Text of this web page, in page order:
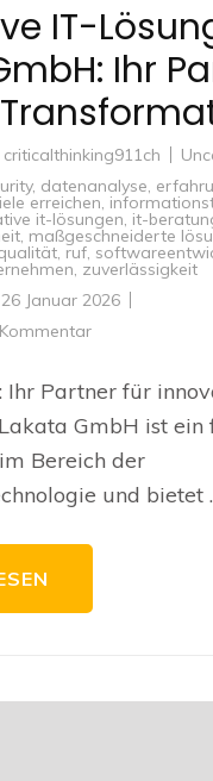
IT-
Ihr
criticalthinking911ch
, datenanalyse,
erreichen,
it-lösungen, it-
, maßgeschneiderte
, ruf,
, zuverlässigkeit
26 Januar 2026
zu
Lösungen
von
Lakata
GmbH:
Partner
digitale
Ihr Partner für
GmbH ist ein
Bereich der
und bietet